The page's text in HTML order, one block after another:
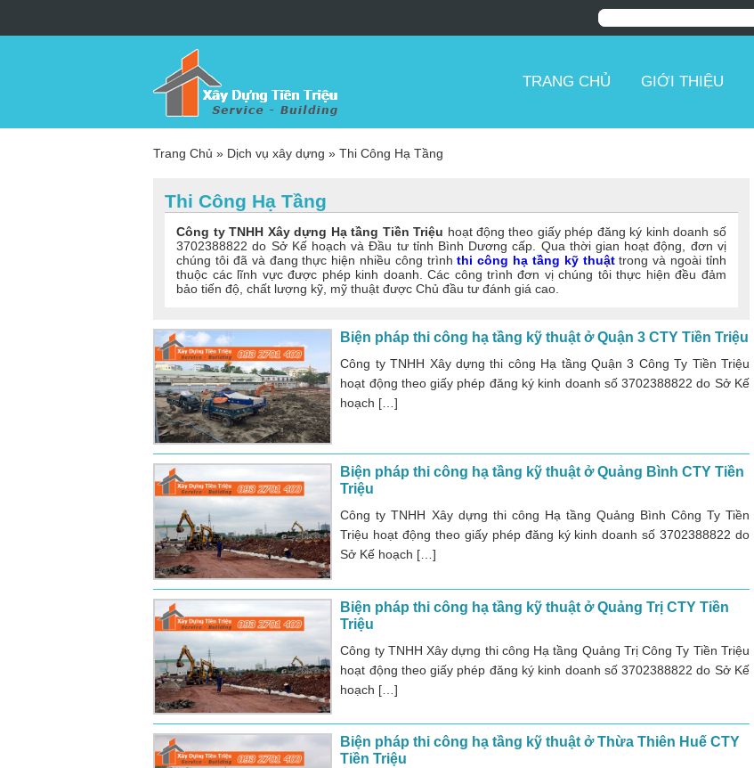
TRANG CHỦ GIỚI THIỆU
Trang Chủ » Dịch vụ xây dựng » Thi Công Hạ Tầng
Thi Công Hạ Tầng
Công ty TNHH Xây dựng Hạ tầng Tiền Triệu hoạt động theo giấy phép đăng ký kinh doanh số
3702388822 do Sở Kế hoạch và Đầu tư tỉnh Bình Dương cấp. Qua thời gian hoạt động, đơn vị
chúng tôi đã và đang thực hiện nhiều công trìnhthi công hạ tầng kỹ thuậttrong và ngoài tỉnh
thuộc các lĩnh vực được phép kinh doanh. Các công trình đơn vị chúng tôi thực hiện đều đảm
bảo tiến độ, chất lượng kỹ, mỹ thuật được Chủ đầu tư đánh giá cao.
Biện pháp thi công hạ tầng kỹ thuật ở Quận 3 CTY Tiền Triệu
Công ty TNHH Xây dựng thi công Hạ tầng Quận 3 Công Ty Tiền Triệu
hoạt động theo giấy phép đăng ký kinh doanh số 3702388822 do Sở Kế
hoạch […]
Biện pháp thi công hạ tầng kỹ thuật ở Quảng Bình CTY Tiền
Triệu
Công ty TNHH Xây dựng thi công Hạ tầng Quảng Bình Công Ty Tiền
Triệu hoạt động theo giấy phép đăng ký kinh doanh số 3702388822 do
Sở Kế hoạch […]
Biện pháp thi công hạ tầng kỹ thuật ở Quảng Trị CTY Tiền
Triệu
Công ty TNHH Xây dựng thi công Hạ tầng Quảng Trị Công Ty Tiền Triệu
hoạt động theo giấy phép đăng ký kinh doanh số 3702388822 do Sở Kế
hoạch […]
Biện pháp thi công hạ tầng kỹ thuật ở Thừa Thiên Huế CTY
Tiền Triệu